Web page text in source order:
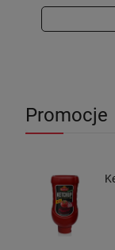
Promocje